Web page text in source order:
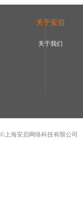
关于安启
关于我们
©上海安启网络科技有限公司